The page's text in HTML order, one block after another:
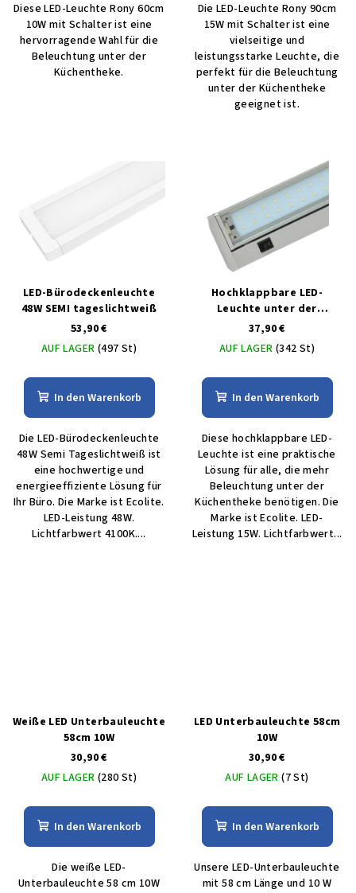
Diese LED-Leuchte Rony 60cm
10W mit Schalter ist eine
hervorragende Wahl für die
Beleuchtung unter der
Küchentheke.
Die LED-Leuchte Rony 90cm
15W mit Schalter ist eine
vielseitige und
leistungsstarke Leuchte, die
perfekt für die Beleuchtung
unter der Küchentheke
geeignet ist.
LED-Bürodeckenleuchte
48W SEMI tageslichtweiß
53,90 €
AUF LAGER (497 St)
In den Warenkorb
Die LED-Bürodeckenleuchte
48W Semi Tageslichtweiß ist
eine hochwertige und
energieeffiziente Lösung für
Ihr Büro. Die Marke ist Ecolite.
LED-Leistung 48W.
Lichtfarbwert 4100K....
Hochklappbare LED-
Leuchte unter der
Küchentheke 92 cm 15W
37,90 €
AUF LAGER (342 St)
In den Warenkorb
Diese hochklappbare LED-
Leuchte ist eine praktische
Lösung für alle, die mehr
Beleuchtung unter der
Küchentheke benötigen. Die
Marke ist Ecolite. LED-
Leistung 15W. Lichtfarbwert...
Weiße LED Unterbauleuchte
58cm 10W
30,90 €
AUF LAGER (280 St)
In den Warenkorb
Die weiße LED-
Unterbauleuchte 58 cm 10W
LED Unterbauleuchte 58cm
10W
30,90 €
AUF LAGER(7 St)
In den Warenkorb
Unsere LED-Unterbauleuchte
mit 58 cm Länge und 10 W